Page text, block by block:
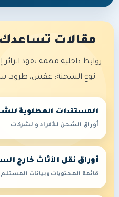
مقالات
روابط داخلية مهمة تقود
نوع الشحنة: عفش، طرود،
المستندات المطلوبة
أوراق الشحن للأفراد والشركات
أوراق نقل الأثاث خارج
قائمة المحتويات وبيانات المستلم